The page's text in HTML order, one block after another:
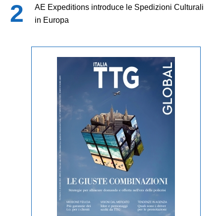
AE Expeditions introduce le Spedizioni Culturali
in Europa